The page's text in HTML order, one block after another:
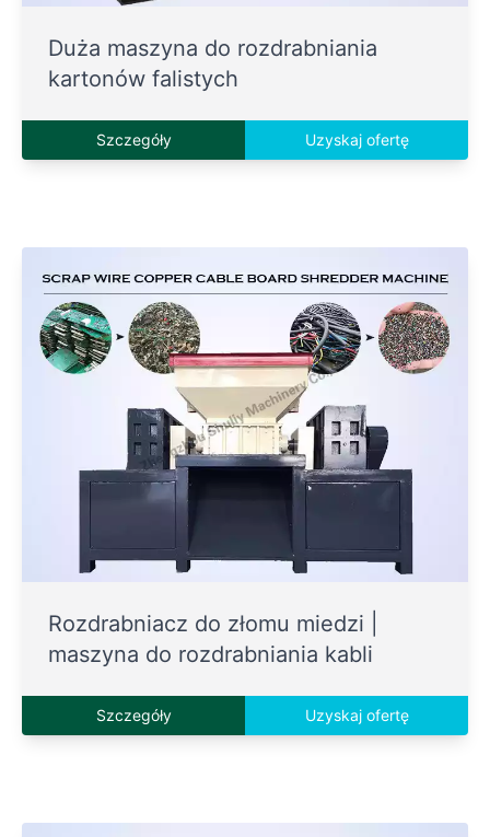
Duża maszyna do rozdrabniania
kartonów falistych
Szczegóły Uzyskaj ofertę
Rozdrabniacz do złomu miedzi |
maszyna do rozdrabniania kabli
Szczegóły Uzyskaj ofertę